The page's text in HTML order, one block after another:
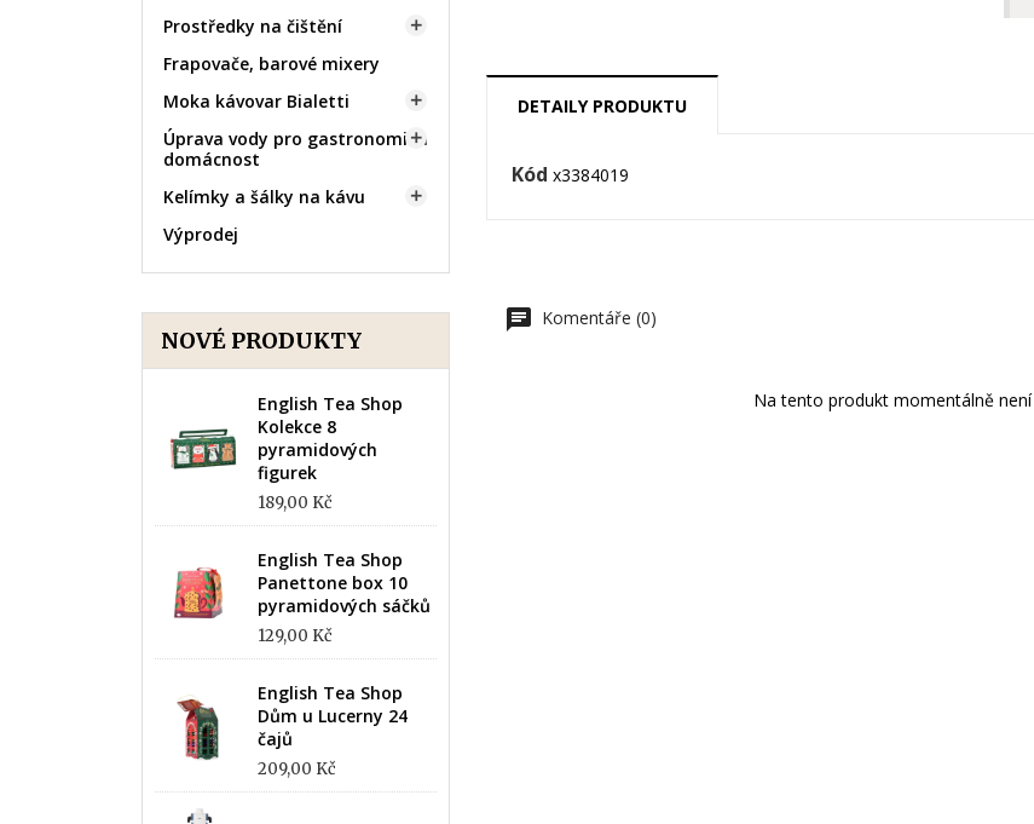
Prostředky na čištění 
Frapovače, barové mixery
Moka kávovar Bialetti

Úprava vody pro gastronomii a
domácnost

Kelímky a šálky na kávu 
Výprodej
NOVÉ PRODUKTY
English Tea Shop
Kolekce 8
pyramidových
figurek
189,00 Kč
English Tea Shop
Panettone box 10
pyramidových sáčků
129,00 Kč
English Tea Shop
Dům u Lucerny 24
čajů
209,00 Kč
DETAILY PRODUKTU
Kód x3384019
Komentáře (0)
Na tento produkt momentálně